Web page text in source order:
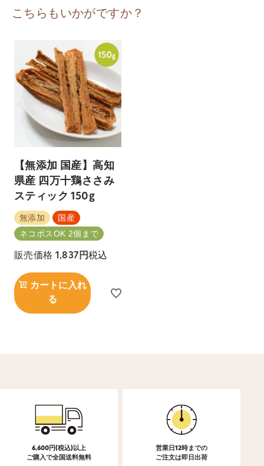
こちらもいかがですか？
【無添加 国産】高知
県産 四万十鶏ささみ
スティック 150g
無添加
国産
ネコポスOK 2個まで
販売価格 1,837 税込
カートに入れ
る
6,600円(税込)以上
ご購入で全国送料無料
営業日12時までの
ご注文は即日出荷